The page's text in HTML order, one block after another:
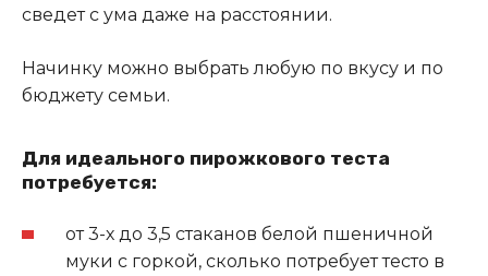
сведет с ума даже на расстоянии.
Начинку можно выбрать любую по вкусу и по
бюджету семьи.
Для идеального пирожкового теста
потребуется:
от 3-х до 3,5 стаканов белой пшеничной
муки с горкой, сколько потребует тесто в